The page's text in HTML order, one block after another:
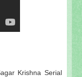
Krishna Serial